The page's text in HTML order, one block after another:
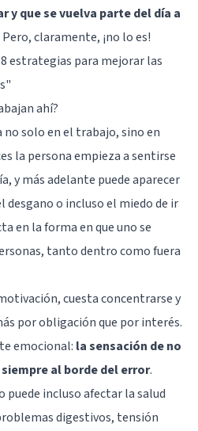
y que se vuelva parte del día a
claramente, ¡no lo es!
estrategias para mejorar las
ahí?
solo en el trabajo, sino en
la persona empieza a sentirse
y más adelante puede aparecer
desgano o incluso el miedo de ir
en la forma en que uno se
tanto dentro como fuera
cuesta concentrarse y
por obligación que por interés.
emocional: la sensación de no
al borde del error.
puede incluso afectar la salud
digestivos, tensión